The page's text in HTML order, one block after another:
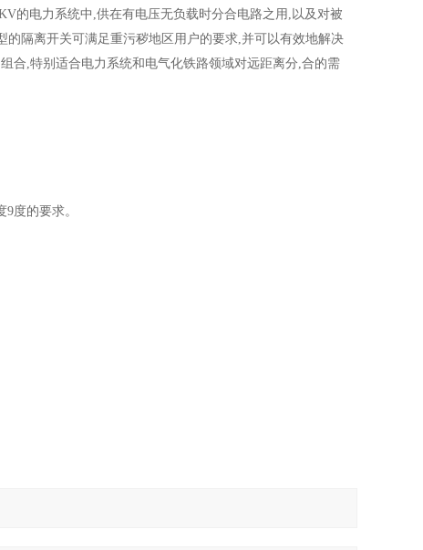
的电力系统中,供在有电压无负载时分合电路之用,以及对被
隔离开关可满足重污秽地区用户的要求,并可以有效地解决
合,特别适合电力系统和电气化铁路领域对远距离分,合的需
度的要求。